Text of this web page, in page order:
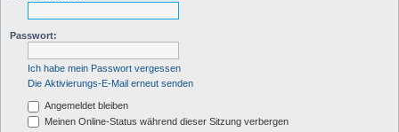
Passwort:
Ich habe mein Passwort vergessen
Die Aktivierungs-E-Mail erneut senden
Angemeldet bleiben
Meinen Online-Status während dieser Sitzung verbergen